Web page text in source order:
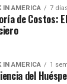
IN AMERICA 7
de Costos:
IN AMERICA 1
del